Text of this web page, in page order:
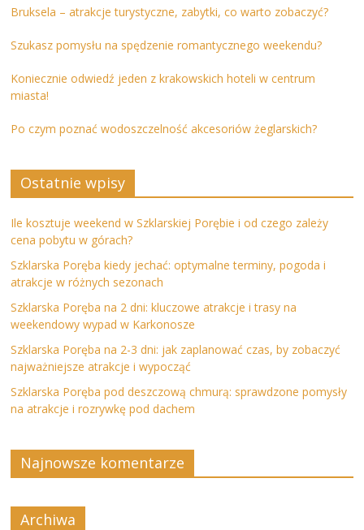
Bruksela – atrakcje turystyczne, zabytki, co warto zobaczyć?
Szukasz pomysłu na spędzenie romantycznego weekendu?
Koniecznie odwiedź jeden z krakowskich hoteli w centrum
miasta!
Po czym poznać wodoszczelność akcesoriów żeglarskich?
Ostatnie wpisy
Ile kosztuje weekend w Szklarskiej Porębie i od czego zależy
cena pobytu w górach?
Szklarska Poręba kiedy jechać: optymalne terminy, pogoda i
atrakcje w różnych sezonach
Szklarska Poręba na 2 dni: kluczowe atrakcje i trasy na
weekendowy wypad w Karkonosze
Szklarska Poręba na 2-3 dni: jak zaplanować czas, by zobaczyć
najważniejsze atrakcje i wypocząć
Szklarska Poręba pod deszczową chmurą: sprawdzone pomysły
na atrakcje i rozrywkę pod dachem
Najnowsze komentarze
Archiwa